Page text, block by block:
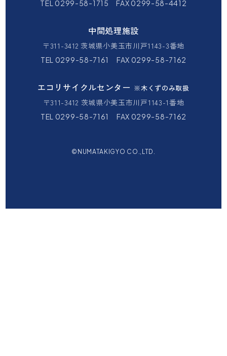
TEL 0299-58-1715 FAX 0299-58-4412
中間処理施設
〒311-3412 茨城県小美玉市川戸1143-3番地
TEL 0299-58-7161 FAX 0299-58-7162
エコリサイクルセンター ※木くずのみ取扱
〒311-3412 茨城県小美玉市川戸1143-1番地
TEL 0299-58-7161 FAX 0299-58-7162
©NUMATAKIGYO CO.,LTD.